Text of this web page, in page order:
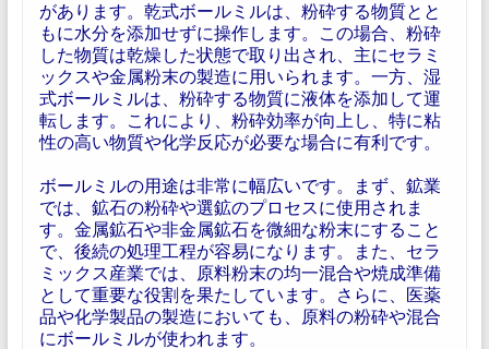
があります。乾式ボールミルは、粉砕する物質とと
もに水分を添加せずに操作します。この場合、粉砕
した物質は乾燥した状態で取り出され、主にセラミ
ックスや金属粉末の製造に用いられます。一方、湿
式ボールミルは、粉砕する物質に液体を添加して運
転します。これにより、粉砕効率が向上し、特に粘
性の高い物質や化学反応が必要な場合に有利です。
ボールミルの用途は非常に幅広いです。まず、鉱業
では、鉱石の粉砕や選鉱のプロセスに使用されま
す。金属鉱石や非金属鉱石を微細な粉末にすること
で、後続の処理工程が容易になります。また、セラ
ミックス産業では、原料粉末の均一混合や焼成準備
として重要な役割を果たしています。さらに、医薬
品や化学製品の製造においても、原料の粉砕や混合
にボールミルが使われます。